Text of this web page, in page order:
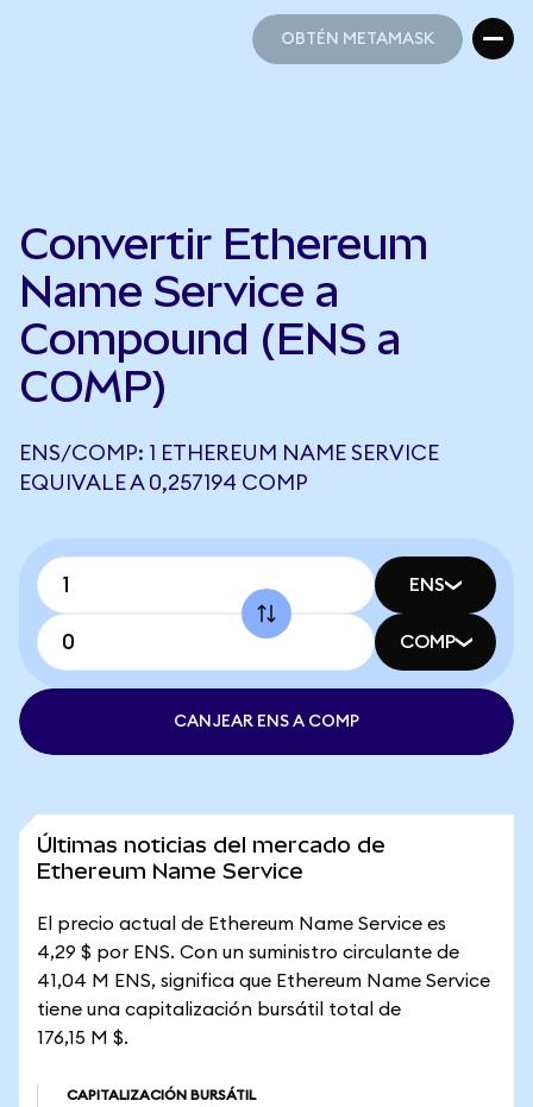
OBTÉN METAMASK
Convertir Ethereum
Name Service a
Compound (ENS a
COMP)
ENS/COMP: 1 ETHEREUM NAME SERVICE
EQUIVALE A 0,257194 COMP
ENS
COMP
CANJEAR ENS A COMP
Últimas noticias del mercado de
Ethereum Name Service
El precio actual de Ethereum Name Service es
4,29 $ por ENS. Con un suministro circulante de
41,04 M ENS, significa que Ethereum Name Service
tiene una capitalización bursátil total de
176,15 M $.
CAPITALIZACIÓN BURSÁTIL